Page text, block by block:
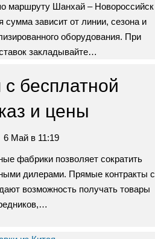
маршруту Шанхай – Новороссийск
сумма зависит от линии, сезона и
оборудования. При
закладывайте…
бесплатной
и цены
6 Май в 11:19
фабрики позволяет сократить
дилерами. Прямые контракты с
возможность получать товары